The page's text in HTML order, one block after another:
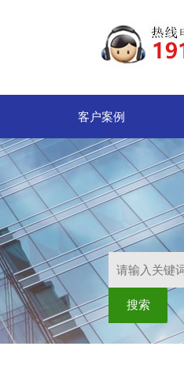
客户案例